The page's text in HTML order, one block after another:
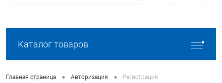
Каталог товаров
Главная страница • Авторизация • Регистрация